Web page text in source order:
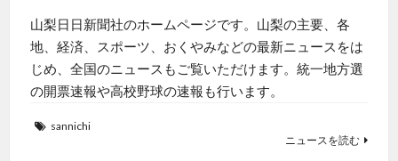
山梨日日新聞社のホームページです。山梨の主要、各
地、経済、スポーツ、おくやみなどの最新ニュースをは
じめ、全国のニュースもご覧いただけます。統一地方選
の開票速報や高校野球の速報も行います。
sannichi
ニュースを読む